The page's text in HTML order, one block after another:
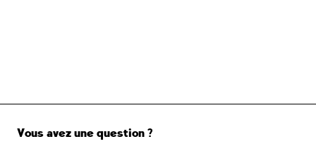
Vous avez une question ?